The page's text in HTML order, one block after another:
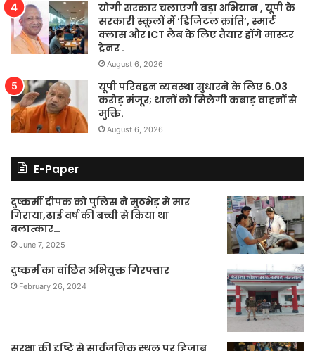
योगी सरकार चलाएगी बड़ा अभियान , यूपी के
सरकारी स्कूलों में ‘डिजिटल क्रांति’, स्मार्ट
क्लास और ICT लैब के लिए तैयार होंगे मास्टर
ट्रेनर .
August 6, 2026
यूपी परिवहन व्यवस्था सुधारने के लिए 6.03
करोड़ मंजूर; थानों को मिलेगी कबाड़ वाहनों से
मुक्ति.
August 6, 2026
E-Paper
दुष्कर्मी दीपक को पुलिस ने मुठभेड़ मे मार
गिराया,ढाई वर्ष की बच्ची से किया था
बलात्कार…
June 7, 2025
दुष्कर्म का वांछित अभियुक्त गिरफ्तार
February 26, 2024